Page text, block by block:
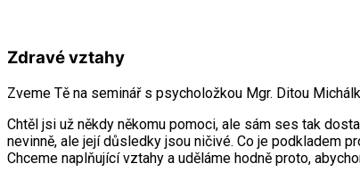
Zdravé vztahy
Zveme Tě na seminář s psycholožkou Mgr. Ditou
Chtěl jsi už někdy někomu pomoci, ale sám ses tak
nevinně, ale její důsledky jsou ničivé. Co je podkladem
Chceme naplňující vztahy a uděláme hodně proto,